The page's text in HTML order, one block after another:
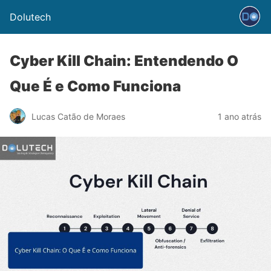
Dolutech
Cyber Kill Chain: Entendendo O
Que É e Como Funciona
Lucas Catão de Moraes 1 ano atrás